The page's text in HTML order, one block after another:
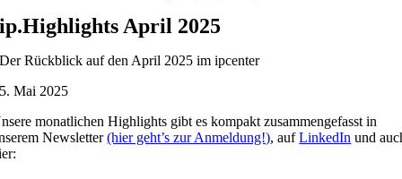
ip.Highlights April 2025
Der Rückblick auf den April 2025 im ipcenter
5. Mai 2025
monatlichen Highlights gibt es kompakt zusammengefasst in
Newsletter(hier geht’s zur Anmeldung!), aufLinkedIn und